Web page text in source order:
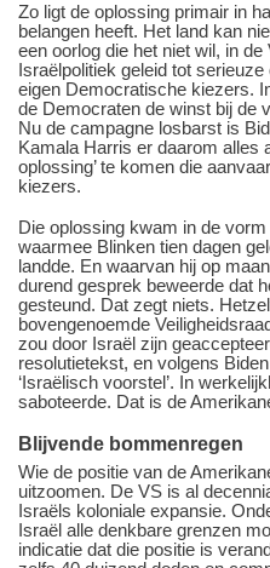
Zo ligt de oplossing primair in
belangen heeft. Het land kan
een oorlog die het niet wil, in
Israëlpolitiek geleid tot
eigen Democratische kiezers.
de Democraten de winst bij de
Nu de campagne losbarst is
Kamala Harris er daarom alles
oplossing’ te komen die
kiezers.
Die oplossing kwam in de
waarmee Blinken tien dagen
landde. En waarvan hij op
durend gesprek beweerde dat
gesteund. Dat zegt niets.
bovengenoemde
zou door Israël zijn
resolutietekst, en volgens
‘Israëlisch voorstel’. In
saboteerde. Dat is de
Blijvende bommenregen
Wie de positie van de
uitzoomen. De VS is al
Israëls koloniale expansie.
Israël alle denkbare grenzen
indicatie dat die positie is